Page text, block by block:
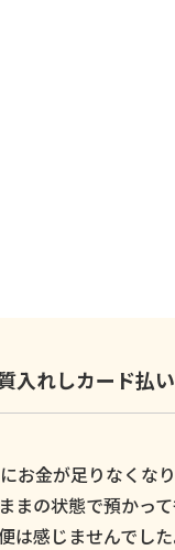
入れしカード払
お金が足りなくな
まの状態で預かっ
は感じませんでした